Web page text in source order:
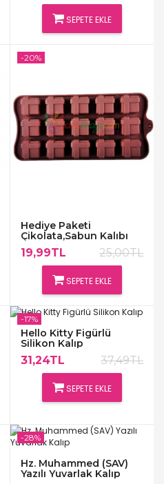
SEPETE EKLE
Hediye Paketi
Çikolata,Sabun Kalıbı
19,99TL 25,00TL
SEPETE EKLE
-20%
Hello Kitty Figürlü
Silikon Kalıp
31,24TL 37,49TL
SEPETE EKLE
-17%
Hz. Muhammed (SAV)
Yazılı Yuvarlak Kalıp
-28%